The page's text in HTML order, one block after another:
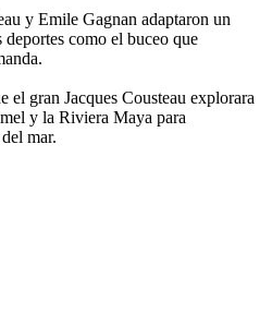
y Emile Gagnan adaptaron un
como el buceo que
el gran Jacques Cousteau explorara
y la Riviera Maya para
mar.